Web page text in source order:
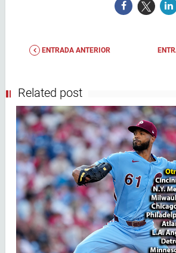
ENTRADA ANTERIOR
Related post